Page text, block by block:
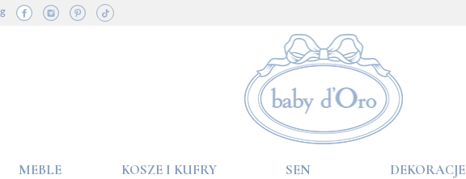
MEBLE KOSZE I KUFRY SEN DEKORACJE